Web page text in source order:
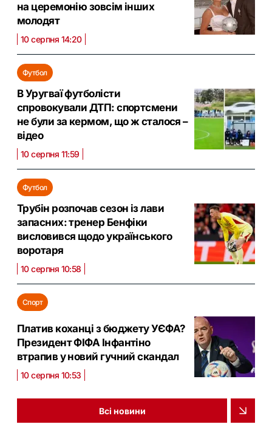
на церемонію зовсім інших
молодят
10 серпня 14:20
Футбол
В Уругваї футболісти
спровокували ДТП: спортсмени
не були за кермом, що ж сталося –
відео
10 серпня 11:59
Футбол
Трубін розпочав сезон із лави
запасних: тренер Бенфіки
висловився щодо українського
воротаря
10 серпня 10:58
Спорт
Платив коханці з бюджету УЄФА?
Президент ФІФА Інфантіно
втрапив у новий гучний скандал
10 серпня 10:53
Всі новини